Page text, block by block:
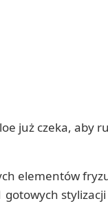
już czeka, aby
elementów